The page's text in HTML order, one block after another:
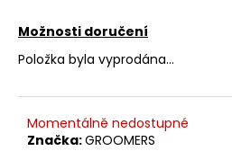
Možnosti doručení
Položka byla vyprodána…
Momentálně nedostupné
Značka:GROOMERS
p
o
u
č
u